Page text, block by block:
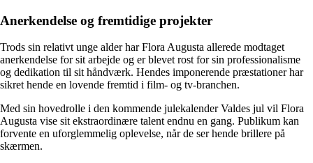
Anerkendelse og fremtidige projekter
Trods sin relativt unge alder har Flora Augusta allerede modtaget
anerkendelse for sit arbejde og er blevet rost for sin professionalisme
og dedikation til sit håndværk. Hendes imponerende præstationer har
sikret hende en lovende fremtid i film- og tv-branchen.
Med sin hovedrolle i den kommende julekalender Valdes jul vil Flora
Augusta vise sit ekstraordinære talent endnu en gang. Publikum kan
forvente en uforglemmelig oplevelse, når de ser hende brillere på
skærmen.